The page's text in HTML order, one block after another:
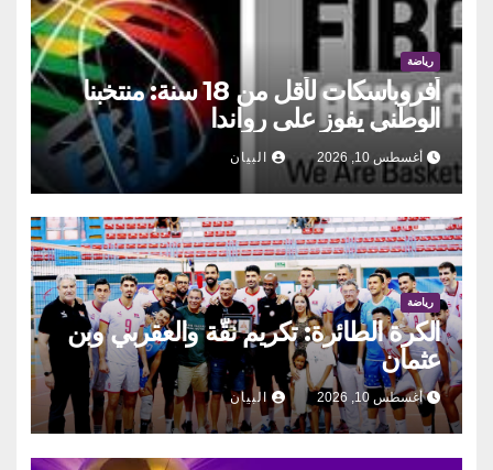
رياضة
أفروباسكات لأقل من 18 سنة: منتخبنا
الوطني يفوز على رواندا
أغسطس 10, 2026 البيان
رياضة
الكرة الطائرة: تكريم نقّة والعقربي وبن
عثمان
أغسطس 10, 2026 البيان